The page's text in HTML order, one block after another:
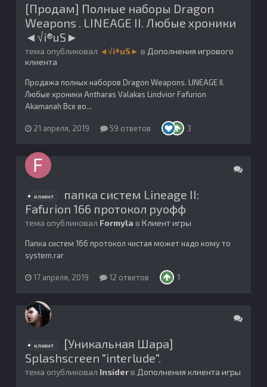
[Продам] Полные наборы Dragon
Weapons . LINEAGE II. Любые хроники
◄√i®uS►
тема опубликовал ◄√i®uS► в Дополнения игрового
клиента
Продажа полных наборов Dragon Weapons. LINEAGE II.
Любые хроники Antharas Valakas Lindvior Fafurion
Akamanah Все во...
21 апреля, 2019 59 ответов 3
клиент
папка систем Lineage II:
Fafurion 166 протокол руофф
тема опубликовал Formyla в Клиент игры
Папка систем 166 протокол чистая может надо кому то
system.rar
17 апреля, 2019 12 ответов 1
клиент
[Уникальная Шара]
Splashscreen "interlude".
тема опубликовал Insiderв Дополнения клиента игры